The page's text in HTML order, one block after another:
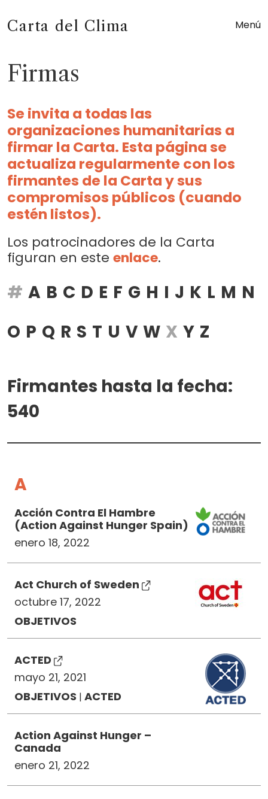
Carta del Clima Menú
Firmas
Se invita a todas las
organizaciones humanitarias a
firmar la Carta. Esta página se
actualiza regularmente con los
firmantes de la Carta y sus
compromisos públicos (cuando
estén listos).
Los patrocinadores de la Carta
figuran en este enlace.
# A B C D E F G H I J K L M N
O P Q R S T U V W X Y Z
Firmantes hasta la fecha:
540
A
Acción Contra El Hambre
(Action Against Hunger Spain)
enero 18, 2022
Act Church of Sweden
octubre 17, 2022
OBJETIVOS
ACTED
mayo 21, 2021
OBJETIVOS | ACTED
Action Against Hunger –
Canada
enero 21, 2022